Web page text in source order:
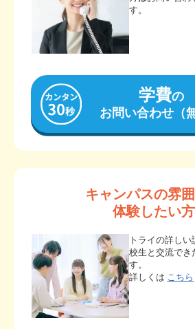
す。
学費の
お問い合わせ（
キャンパスの雰
体験したい方
トライの詳し
校生と交流でき
す。
詳しくは こちら